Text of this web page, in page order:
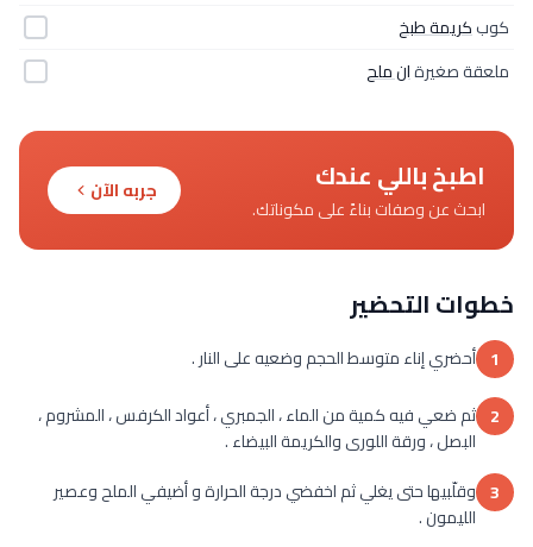
كوبكريمة طبخ
ملعقة صغيرةان ملح
اطبخ باللي عندك
ابحث عن وصفات بناءً على مكوناتك.
جربه الآن
خطوات التحضير
1 أحضري إناء متوسط الحجم وضعيه على النار .
2 ثم ضعي فيه كمية من الماء ، الجمبري ، أعواد الكرفس ، المشروم ،
البصل ، ورقة اللورى والكريمة البيضاء .
3 وقلّبيها حتى يغلي ثم اخفضي درجة الحرارة و أضيفي الملح وعصير
الليمون .